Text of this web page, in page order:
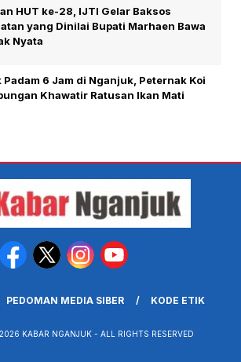
HUT ke-28, IJTI Gelar Baksos
yang Dinilai Bupati Marhaen Bawa
Nyata
6 Jam di Nganjuk, Peternak Koi
Khawatir Ratusan Ikan Mati
PEDOMAN MEDIA SIBER KODE ETIK
KABAR NGANJUK - ALL RIGHTS RESERVED